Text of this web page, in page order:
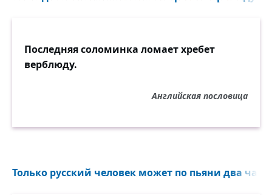
Последняя соломинка ломает хребет
верблюду.
Английская пословица
Только русский человек может по пьяни два